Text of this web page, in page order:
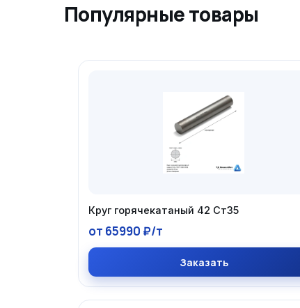
Популярные товары
Круг горячекатаный 42 Ст35
от 65990 ₽/т
Заказать